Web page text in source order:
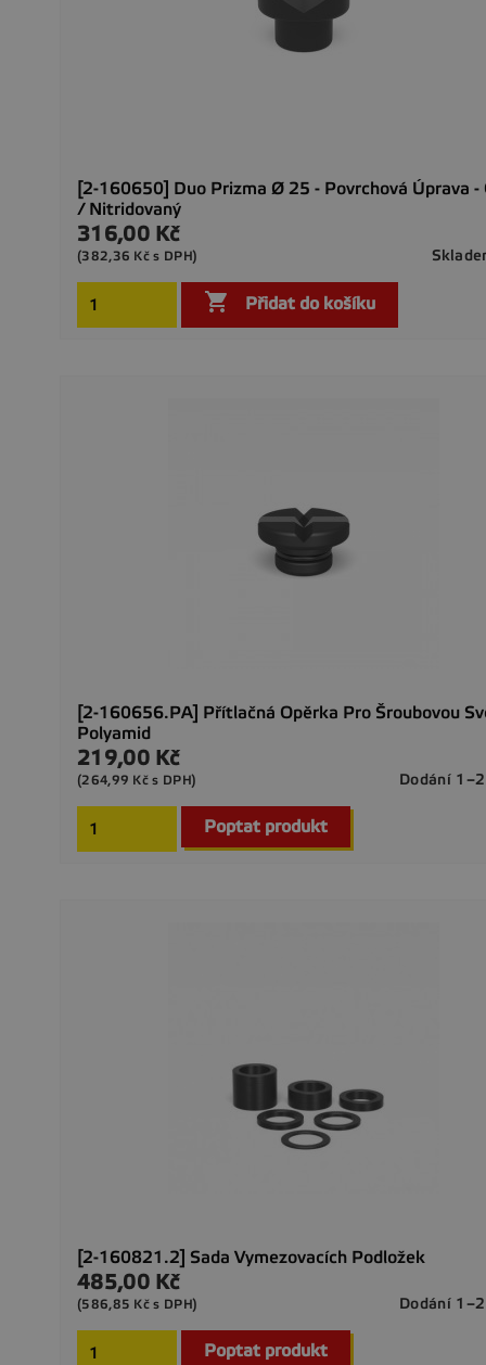
[2-160650] Duo Prizma Ø 25 - Povrchová Úprava -
/ Nitridovaný
Cena
316,00 Kč
(382,36 Kč s DPH)
 Přidat do košíku
[2-160656.PA] Přítlačná Opěrka Pro Šroubovou
Polyamid
Cena
219,00 Kč
Dodání
(264,99 Kč s DPH)
Poptat produkt
[2-160821.2] Sada Vymezovacích Podložek
Cena
485,00 Kč
Dodání
(586,85 Kč s DPH)
Poptat produkt